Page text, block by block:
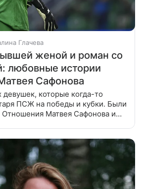
Глачева
женой и роман со
любовные истории
Сафонова
которые когда-то
ПСЖ на победы и кубки. Были
Матвея Сафонова и